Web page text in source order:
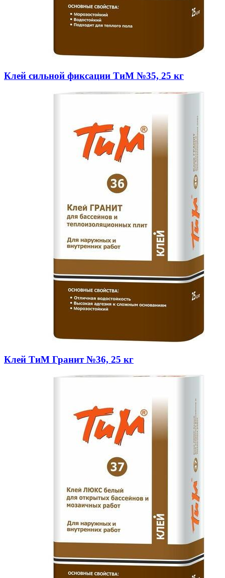
Клей сильной фиксации ТиМ №35, 25 кг
Клей ТиМ Гранит №36, 25 кг